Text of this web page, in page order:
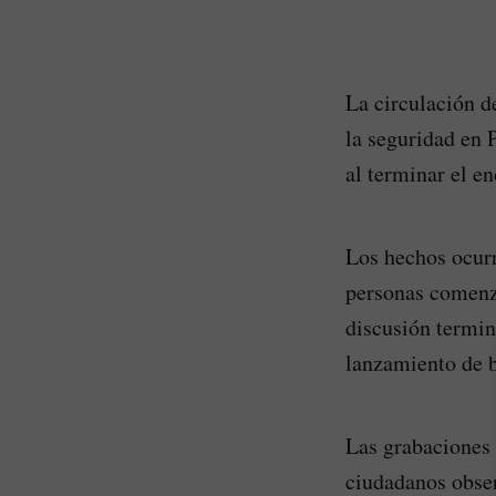
La circulación
la seguridad en
al terminar el
Los hechos
personas
discusión
lanzamiento de
Las
ciudadanos